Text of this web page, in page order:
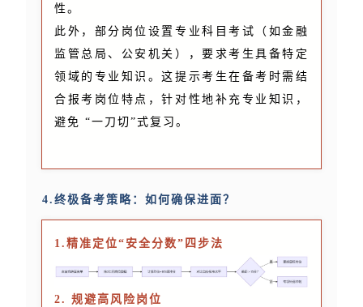
性。
此外，部分岗位设置专业科目考试（如金融
监管总局、公安机关），要求考生具备特定
领域的专业知识。这提示考生在备考时需结
合报考岗位特点，针对性地补充专业知识，
避免 “一刀切”式复习。
4.终极备考策略：如何确保进面？
1.精准定位“安全分数”四步法
2. 规避高风险岗位